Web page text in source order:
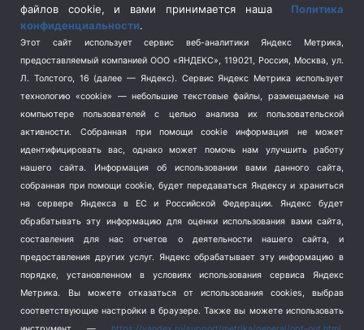
Спецоперация на Украине
(404)
Спорт (740)
Терроризм (1)
Транспорт (262)
Туризм (178)
Флот (76)
Школа и спорт (2)
Экология (8)
Экономика (1172)
файлов cookie, и вами принимается наша Политика
конфиденциальности.
Этот сайт использует сервис веб-аналитики Яндекс Метрика,
предоставляемый компанией ООО «ЯНДЕКС», 119021, Россия, Москва, ул.
Л. Толстого, 16 (далее — Яндекс). Сервис Яндекс Метрика использует
технологию «cookie» — небольшие текстовые файлы, размещаемые на
компьютере пользователей с целью анализа их пользовательской
активности.
Собранная при помощи cookie информация не может
идентифицировать вас, однако может помочь нам улучшить работу
нашего сайта. Информация об использовании вами данного сайта,
собранная при помощи cookie, будет передаваться Яндексу и храниться
на сервере Яндекса в ЕС и Российской Федерации. Яндекс будет
обрабатывать эту информацию для оценки использования вами сайта,
составления для нас отчетов о деятельности нашего сайта, и
предоставления других услуг. Яндекс обрабатывает эту информацию в
порядке, установленном в условиях использования сервиса Яндекс
Метрика.
Вы можете отказаться от использования cookies, выбрав
соответствующие настройки в браузере. Также вы можете использовать